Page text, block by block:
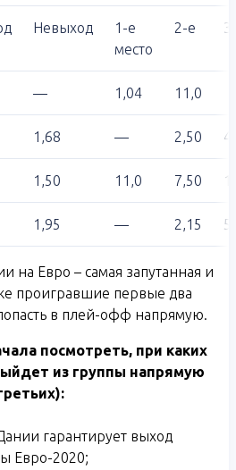
Невыход
1-е
место
2-е
— 1,04 11,0
1,68 — 2,50
1,50 11,0 7,50
1,95 — 2,15
на Евро – самая запутанная и
проигравшие первые два
в плей-офф напрямую.
посмотреть, при каких
из группы напрямую
гарантирует выход
Евро-2020;